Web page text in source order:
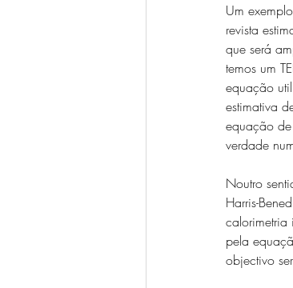
Um
revista
que será
temos um
equação
estimativa
equação
verdade
Noutro
Harris-
pela
objectivo